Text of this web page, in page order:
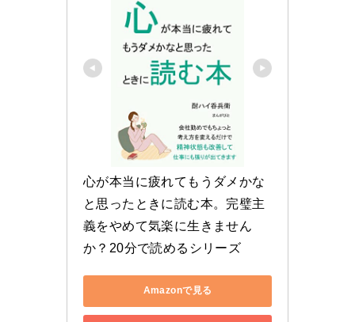
心が本当に疲れてもうダメかな
と思ったときに読む本。完璧主
義をやめて気楽に生きません
か？20分で読めるシリーズ
Amazonで見る